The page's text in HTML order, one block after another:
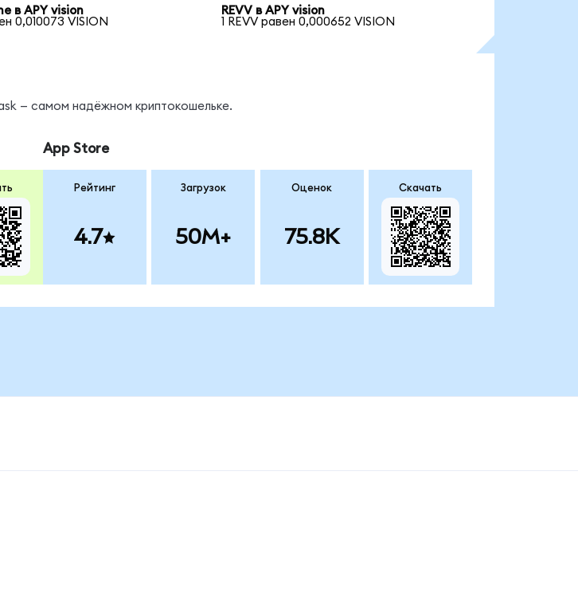
в APY vision
0,010073 VISION
REVV в APY vision
1 REVV равен 0,000652 VISION
— самом надёжном криптокошельке.
App Store
Рейтинг
4.7
Загрузок
50M+
Оценок
75.8K
Скачать